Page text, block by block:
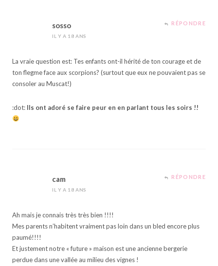
sosso
IL Y A 18 ANS
RÉPONDRE
La vraie question est: Tes enfants ont-il hérité de ton courage et de
ton flegme face aux scorpions? (surtout que eux ne pouvaient pas se
consoler au Muscat!)
:dot: Ils ont adoré se faire peur en en parlant tous les soirs !!
cam
IL Y A 18 ANS
RÉPONDRE
Ah mais je connais très très bien !!!!
Mes parents n’habitent vraiment pas loin dans un bled encore plus
paumé!!!!
Et justement notre « future » maison est une ancienne bergerie
perdue dans une vallée au milieu des vignes !